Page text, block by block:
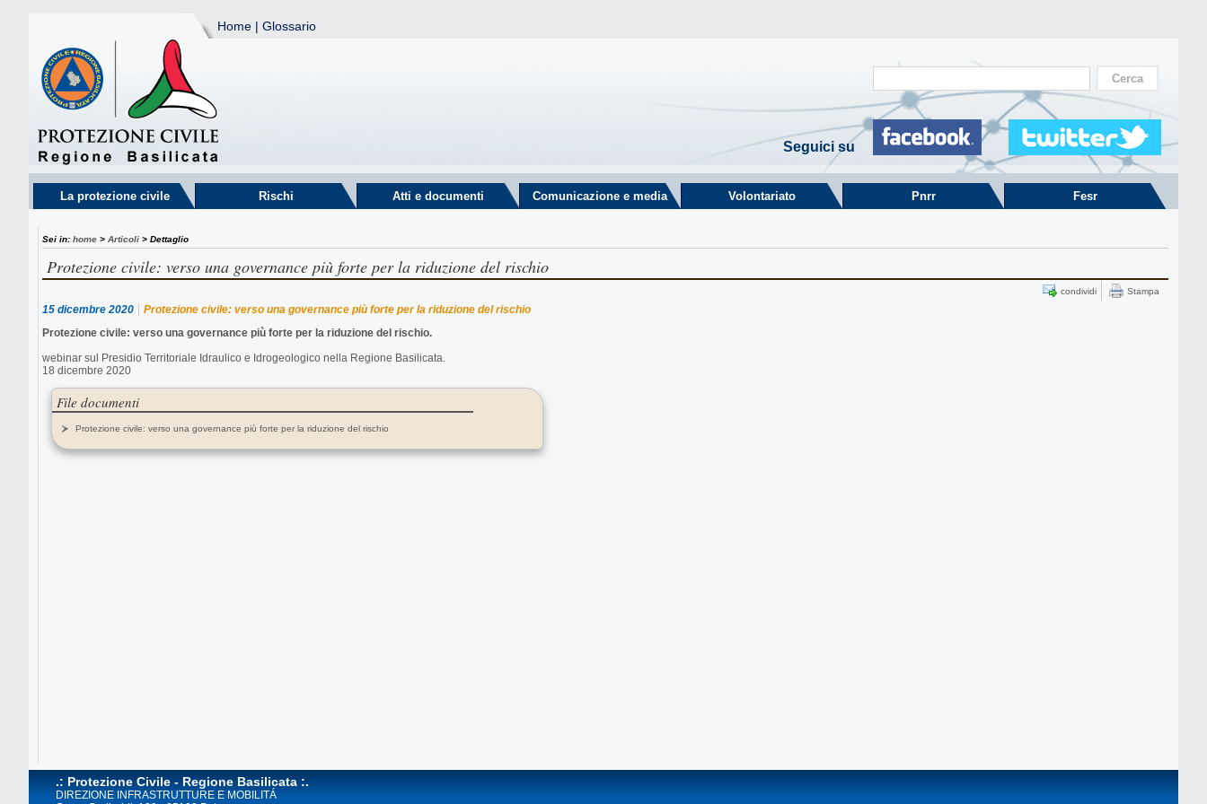
Home | Glossario
Seguici su
La protezione civile Rischi Atti e documenti Comunicazione e media Volontariato Pnrr Fesr
Sei in: home > Articoli > Dettaglio
Protezione civile: verso una governance più forte per la riduzione del rischio
condividi Stampa
15 dicembre 2020
Protezione civile: verso una governance più forte per la riduzione del rischio
Protezione civile: verso una governance più forte per la riduzione del rischio.
webinar sul Presidio Territoriale Idraulico e Idrogeologico nella Regione Basilicata.
18 dicembre 2020
File documenti
Protezione civile: verso una governance più forte per la riduzione del rischio
.: Protezione Civile - Regione Basilicata :.
DIREZIONE INFRASTRUTTURE E MOBILITÁ